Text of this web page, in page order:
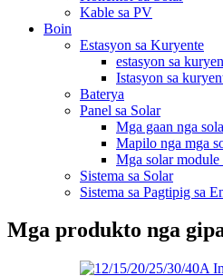
Kable sa PV
Boin
Estasyon sa Kuryente
estasyon sa
Istasyon sa
Baterya
Panel sa Solar
Mga gaan nga
Mapilo nga mga
Mga solar module
Sistema sa Solar
Sistema sa Pagtipig sa
Mga produkto nga